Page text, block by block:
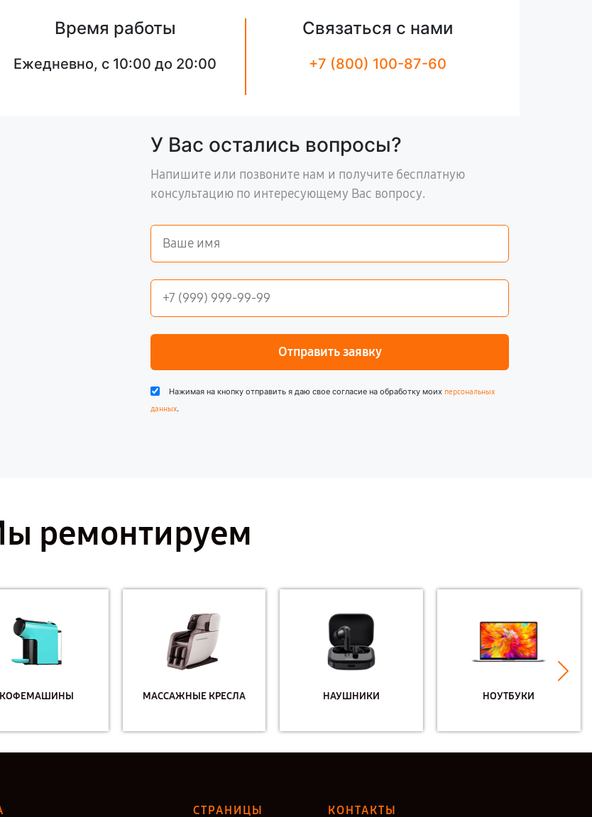
Время работы
Ежедневно, с 10:00 до 20:00
Связаться с нами
+7 (800) 100-87-60
У Вас остались вопросы?
Напишите или позвоните нам и получите бесплатную
консультацию по интересующему Вас вопросу.
Отправить заявку
Нажимая на кнопку отправить я даю свое согласие на обработку моих персональных
данных.
ремонтируем
КОФЕМАШИНЫ МАССАЖНЫЕ КРЕСЛА НАУШНИКИ НОУТБУКИ
СТРАНИЦЫ КОНТАКТЫ